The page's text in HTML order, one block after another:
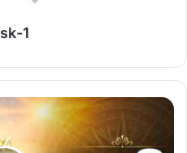
शिक्षकों का ट्रांसफर, शिक्षा विभाग में बड़े
की ओर बढ़े पिपरिया के विद्यार्थी
1